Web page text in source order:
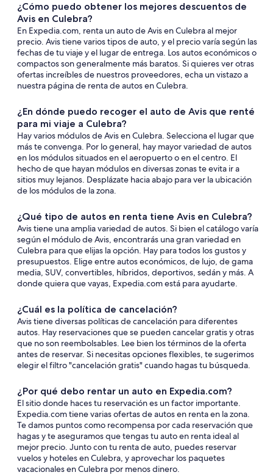
¿Cómo puedo obtener los mejores descuentos de
Avis en Culebra?
En Expedia.com, renta un auto de Avis en Culebra al mejor
precio. Avis tiene varios tipos de auto, y el precio varía según las
fechas de tu viaje y el lugar de entrega. Los autos económicos o
compactos son generalmente más baratos. Si quieres ver otras
ofertas increíbles de nuestros proveedores, echa un vistazo a
nuestra página de renta de autos en Culebra.
¿En dónde puedo recoger el auto de Avis que renté
para mi viaje a Culebra?
Hay varios módulos de Avis en Culebra. Selecciona el lugar que
más te convenga. Por lo general, hay mayor variedad de autos
en los módulos situados en el aeropuerto o en el centro. El
hecho de que hayan módulos en diversas zonas te evita ir a
sitios muy lejanos. Desplázate hacia abajo para ver la ubicación
de los módulos de la zona.
¿Qué tipo de autos en renta tiene Avis en Culebra?
Avis tiene una amplia variedad de autos. Si bien el catálogo varía
según el módulo de Avis, encontrarás una gran variedad en
Culebra para que elijas la opción. Hay para todos los gustos y
presupuestos. Elige entre autos económicos, de lujo, de gama
media, SUV, convertibles, híbridos, deportivos, sedán y más. A
donde quiera que vayas, Expedia.com está para ayudarte.
¿Cuál es la política de cancelación?
Avis tiene diversas políticas de cancelación para diferentes
autos. Hay reservaciones que se pueden cancelar gratis y otras
que no son reembolsables. Lee bien los términos de la oferta
antes de reservar. Si necesitas opciones flexibles, te sugerimos
elegir el filtro "cancelación gratis" cuando hagas tu búsqueda.
¿Por qué debo rentar un auto en Expedia.com?
El sitio donde haces tu reservación es un factor importante.
Expedia.com tiene varias ofertas de autos en renta en la zona.
Te damos puntos como recompensa por cada reservación que
hagas y te aseguramos que tengas tu auto en renta ideal al
mejor precio. Junto con tu renta de auto, puedes reservar
vuelos y hoteles en Culebra, y aprovechar los paquetes
vacacionales en Culebra por menos dinero.